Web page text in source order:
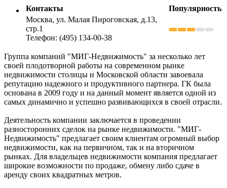
Контакты
Популярность
Москва, ул. Малая Пироговская, д.13,
стр.1
Телефон: (495) 134-00-38
Группа компаний "МИГ-Недвижимость" за несколько лет
своей плодотворной работы на современном рынке
недвижимости столицы и Московской области завоевала
репутацию надежного и продуктивного партнера. ГК была
основана в 2009 году и на данный момент является одной из
самых динамично и успешно развивающихся в своей отрасли.
Деятельность компании заключается в проведении
разносторонних сделок на рынке недвижимости. "МИГ-
Недвижимость" предлагает своим клиентам огромный выбор
недвижимости, как на первичном, так и на вторичном
рынках. Для владельцев недвижимости компания предлагает
широкие возможности по продаже, обмену либо сдаче в
аренду своих квадратных метров.